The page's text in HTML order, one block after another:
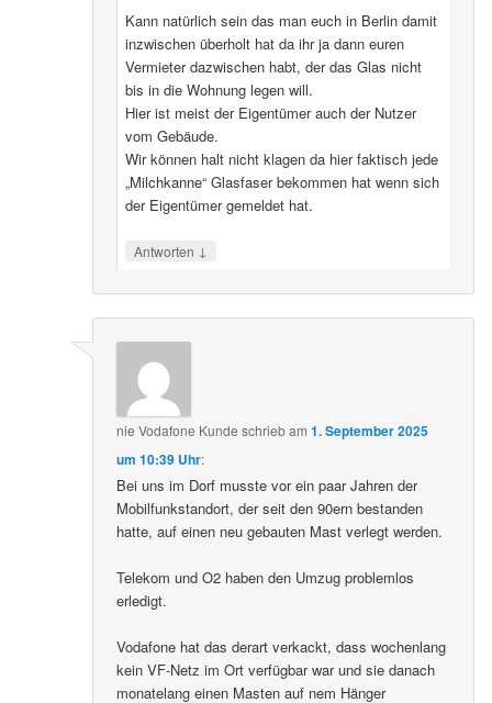
Kann natürlich sein das man euch in Berlin damit
inzwischen überholt hat da ihr ja dann euren
Vermieter dazwischen habt, der das Glas nicht
bis in die Wohnung legen will.
Hier ist meist der Eigentümer auch der Nutzer
vom Gebäude.
Wir können halt nicht klagen da hier faktisch jede
„Milchkanne“ Glasfaser bekommen hat wenn sich
der Eigentümer gemeldet hat.
Antworten ↓
nie Vodafone Kunde schriebam1. September 2025
um 10:39 Uhr:
Bei uns im Dorf musste vor ein paar Jahren der
Mobilfunkstandort, der seit den 90ern bestanden
hatte, auf einen neu gebauten Mast verlegt werden.
Telekom und O2 haben den Umzug problemlos
erledigt.
Vodafone hat das derart verkackt, dass wochenlang
kein VF-Netz im Ort verfügbar war und sie danach
monatelang einen Masten auf nem Hänger